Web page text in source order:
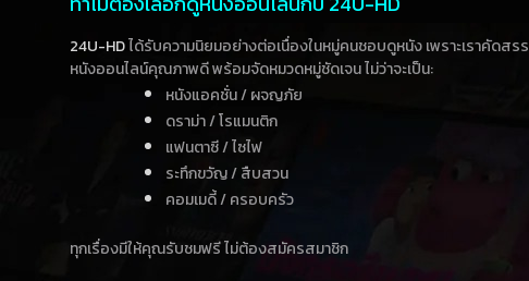
24U-HDได้รับความนิยมอย่างต่อเนื่องในหมู่คนชอบดูหนัง เพราะเราคัดสรร
หนังออนไลน์คุณภาพดี พร้อมจัดหมวดหมู่ชัดเจน ไม่ว่าจะเป็น:
หนังแอคชั่น / ผจญภัย
ดราม่า / โรแมนติก
แฟนตาซี / ไซไฟ
ระทึกขวัญ / สืบสวน
คอมเมดี้ / ครอบครัว
ทุกเรื่องมีให้คุณรับชมฟรี ไม่ต้องสมัครสมาชิก